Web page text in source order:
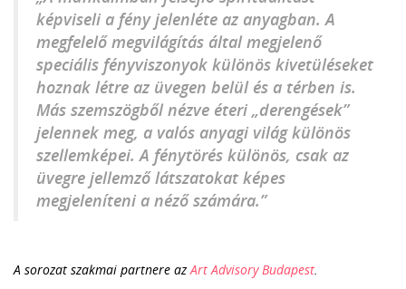
képviseli a fény jelenléte az anyagban. A
megfelelő megvilágítás által megjelenő
speciális fényviszonyok különös kivetüléseket
hoznak létre az üvegen belül és a térben is.
Más szemszögből nézve éteri „derengések”
jelennek meg, a valós anyagi világ különös
szellemképei. A fénytörés különös, csak az
üvegre jellemző látszatokat képes
megjeleníteni a néző számára.”
A sorozat szakmai partnere az Art Advisory Budapest